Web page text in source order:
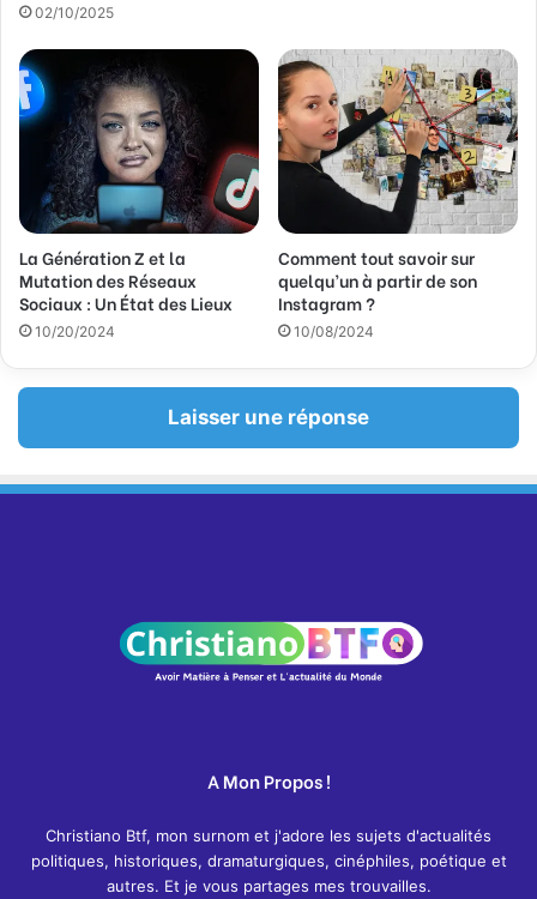
02/10/2025
La Génération Z et la
Mutation des Réseaux
Sociaux : Un État des Lieux
10/20/2024
Comment tout savoir sur
quelqu’un à partir de son
Instagram ?
10/08/2024
Laisser une réponse
A Mon Propos !
Christiano Btf, mon surnom et j'adore les sujets d'actualités
politiques, historiques, dramaturgiques, cinéphiles, poétique et
autres. Et je vous partages mes trouvailles.